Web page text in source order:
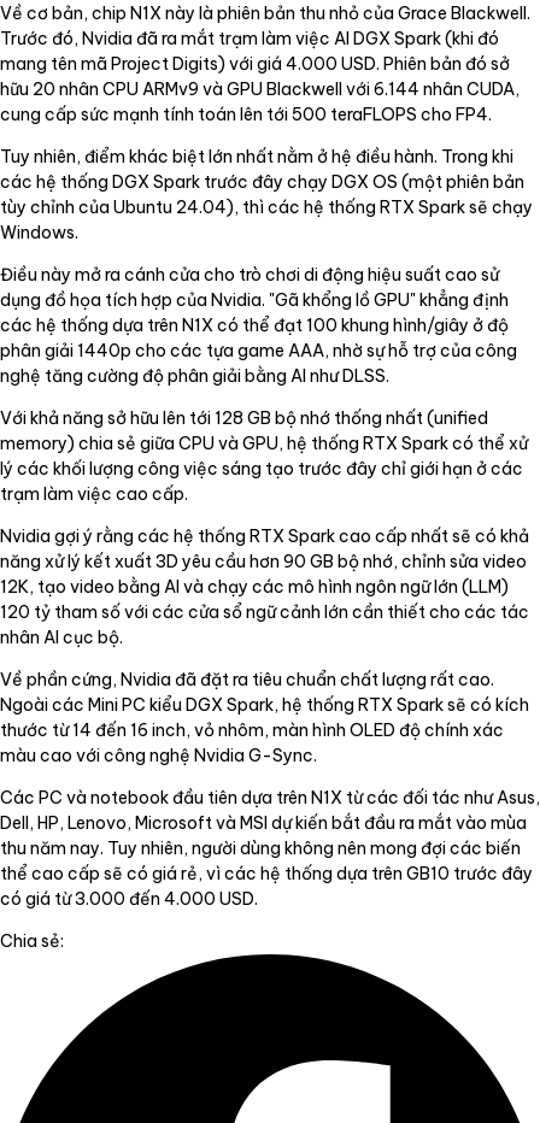
Về cơ bản, chip N1X này là phiên bản thu nhỏ của Grace Blackwell.
Trước đó, Nvidia đã ra mắt trạm làm việc AI DGX Spark (khi đó
mang tên mã Project Digits) với giá 4.000 USD. Phiên bản đó sở
hữu 20 nhân CPU ARMv9 và GPU Blackwell với 6.144 nhân CUDA,
cung cấp sức mạnh tính toán lên tới 500 teraFLOPS cho FP4.
Tuy nhiên, điểm khác biệt lớn nhất nằm ở hệ điều hành. Trong khi
các hệ thống DGX Spark trước đây chạy DGX OS (một phiên bản
tùy chỉnh của Ubuntu 24.04), thì các hệ thống RTX Spark sẽ chạy
Windows.
Điều này mở ra cánh cửa cho trò chơi di động hiệu suất cao sử
dụng đồ họa tích hợp của Nvidia. "Gã khổng lồ GPU" khẳng định
các hệ thống dựa trên N1X có thể đạt 100 khung hình/giây ở độ
phân giải 1440p cho các tựa game AAA, nhờ sự hỗ trợ của công
nghệ tăng cường độ phân giải bằng AI như DLSS.
Với khả năng sở hữu lên tới 128 GB bộ nhớ thống nhất (unified
memory) chia sẻ giữa CPU và GPU, hệ thống RTX Spark có thể xử
lý các khối lượng công việc sáng tạo trước đây chỉ giới hạn ở các
trạm làm việc cao cấp.
Nvidia gợi ý rằng các hệ thống RTX Spark cao cấp nhất sẽ có khả
năng xử lý kết xuất 3D yêu cầu hơn 90 GB bộ nhớ, chỉnh sửa video
12K, tạo video bằng AI và chạy các mô hình ngôn ngữ lớn (LLM)
120 tỷ tham số với các cửa sổ ngữ cảnh lớn cần thiết cho các tác
nhân AI cục bộ.
Về phần cứng, Nvidia đã đặt ra tiêu chuẩn chất lượng rất cao.
Ngoài các Mini PC kiểu DGX Spark, hệ thống RTX Spark sẽ có kích
thước từ 14 đến 16 inch, vỏ nhôm, màn hình OLED độ chính xác
màu cao với công nghệ Nvidia G-Sync.
Các PC và notebook đầu tiên dựa trên N1X từ các đối tác như Asus,
Dell, HP, Lenovo, Microsoft và MSI dự kiến bắt đầu ra mắt vào mùa
thu năm nay. Tuy nhiên, người dùng không nên mong đợi các biến
thể cao cấp sẽ có giá rẻ, vì các hệ thống dựa trên GB10 trước đây
có giá từ 3.000 đến 4.000 USD.
Chia sẻ: